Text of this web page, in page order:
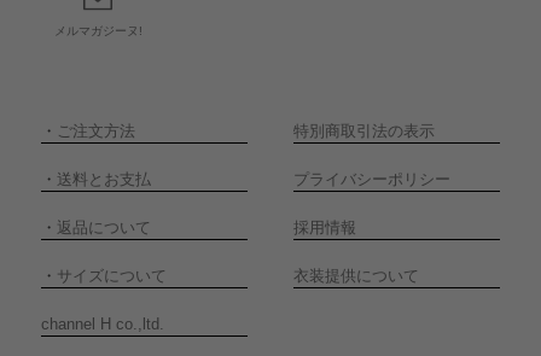
メルマガジーヌ!
・ ご注文方法 特別商取引法の表示
・ 送料とお支払 プライバシーポリシー
・ 返品について 採用情報
・ サイズについて 衣装提供について
channel H co.,ltd.